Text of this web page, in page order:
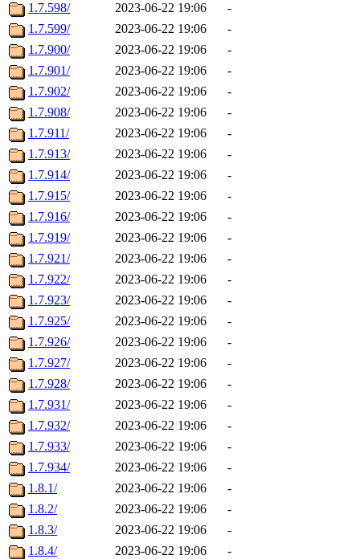
1.7.598/
2023-06-22 19:06
-
1.7.599/
2023-06-22 19:06
-
1.7.900/
2023-06-22 19:06
-
1.7.901/
2023-06-22 19:06
-
1.7.902/
2023-06-22 19:06
-
1.7.908/
2023-06-22 19:06
-
1.7.911/
2023-06-22 19:06
-
1.7.913/
2023-06-22 19:06
-
1.7.914/
2023-06-22 19:06
-
1.7.915/
2023-06-22 19:06
-
1.7.916/
2023-06-22 19:06
-
1.7.919/
2023-06-22 19:06
-
1.7.921/
2023-06-22 19:06
-
1.7.922/
2023-06-22 19:06
-
1.7.923/
2023-06-22 19:06
-
1.7.925/
2023-06-22 19:06
-
1.7.926/
2023-06-22 19:06
-
1.7.927/
2023-06-22 19:06
-
1.7.928/
2023-06-22 19:06
-
1.7.931/
2023-06-22 19:06
-
1.7.932/
2023-06-22 19:06
-
1.7.933/
2023-06-22 19:06
-
1.7.934/
2023-06-22 19:06
-
1.8.1/
2023-06-22 19:06
-
1.8.2/
2023-06-22 19:06
-
1.8.3/
2023-06-22 19:06
-
1.8.4/
2023-06-22 19:06
-